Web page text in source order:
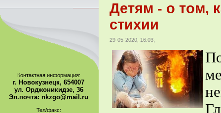
Детям - о том,
стихии
29-05-2020, 16:03;
Контактная информация:
г. Новокузнецк, 654007
ул. Орджоникидзе, 36
Эл.почта: nkzgo@mail.ru
Тел/факс: